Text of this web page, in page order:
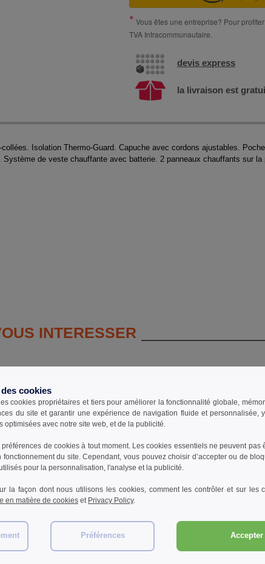
Vous êtes une entreprise? Pour
TVA Intracommunautaire.
devis express
la livraison est
Isolation Thermo-Guard. Capuche avec cordons ajustables.
de veste chauffante avec batterie. 2 panneaux chauffants sur
INTERESSER
cookies
cookies propriétaires et tiers pour améliorer la fonctionnalité globale,
du site et garantir une expérience de navigation fluide et personnalisée,
optimisées avec notre site web, et de la publicité.
de cookies à tout moment. Les cookies essentiels ne peuvent pas
du site. Cependant, vous pouvez choisir d’accepter ou de
pour la personnalisation, l'analyse et la publicité.
la façon dont nous utilisons les cookies, comment les contrôler et sur les
en matière de cookies et Privacy Policy.
Préférences